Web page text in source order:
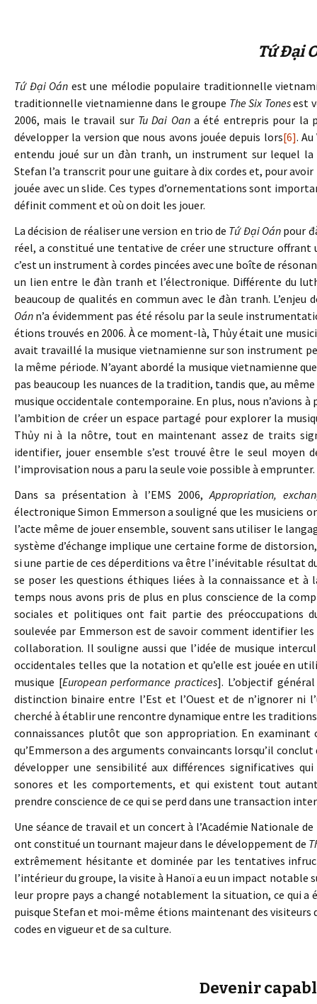
Tứ Đại
Tứ Đại Oán est une mélodie populaire traditionnelle
traditionnelle vietnamienne dans le groupe The Six Tonesest
2006, mais le travail sur Tu Dai Oana été entrepris pour la
développer la version que nous avons jouée depuis lors[6].
entendu joué sur un đàn tranh, un instrument sur lequel
Stefan l’a transcrit pour une guitare à dix cordes et, pour
jouée avec un slide. Ces types d’ornementations sont
définit comment et où on doit les jouer.
La décision de réaliser une version en trio de Tứ Đại Oán pour
réel, a constitué une tentative de créer une structure offrant
c’est un instrument à cordes pincées avec une boîte de
un lien entre le đàn tranh et l’électronique. Différente du
beaucoup de qualités en commun avec le đàn tranh.
Oán n’a évidemment pas été résolu par la seule
étions trouvés en 2006. À ce moment-là, Thủy était une
avait travaillé la musique vietnamienne sur son instrument
la même période. N’ayant abordé la musique vietnamienne
pas beaucoup les nuances de la tradition, tandis que, au
musique occidentale contemporaine. En plus, nous n’avions
l’ambition de créer un espace partagé pour explorer la
Thủy ni à la nôtre, tout en maintenant assez de traits
identifier, jouer ensemble s’est trouvé être le seul moyen
l’improvisation nous a paru la seule voie possible à emprunter.
Dans sa présentation à l’EMS 2006,Appropriation,
électronique Simon Emmerson a souligné que les musiciens
l’acte même de jouer ensemble, souvent sans utiliser le
système d’échange implique une certaine forme de
si une partie de ces déperditions va être l’inévitable résultat
se poser les questions éthiques liées à la connaissance et à
temps nous avons pris de plus en plus conscience de la
sociales et politiques ont fait partie des préoccupations
soulevée par Emmerson est de savoir comment identifier
collaboration. Il souligne aussi que l’idée de musique
occidentales telles que la notation et qu’elle est jouée en
musique [European performance practices]. L’objectif
distinction binaire entre l’Est et l’Ouest et de n’ignorer ni
cherché à établir une rencontre dynamique entre les
connaissances plutôt que son appropriation. En examinant
qu’Emmerson a des arguments convaincants lorsqu’il
développer une sensibilité aux différences significatives
sonores et les comportements, et qui existent tout
prendre conscience de ce qui se perd dans une transaction
Une séance de travail et un concert à l’Académie Nationale
ont constitué un tournant majeur dans le développement de
extrêmement hésitante et dominée par les tentatives
l’intérieur du groupe, la visite à Hanoï a eu un impact notable
leur propre pays a changé notablement la situation, ce qui
puisque Stefan et moi-même étions maintenant des visiteurs
codes en vigueur et de sa culture.
Devenir